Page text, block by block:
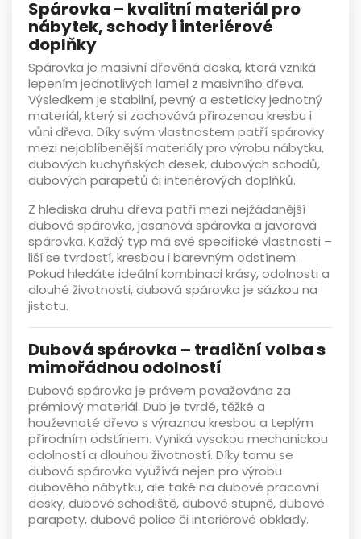
Spárovka – kvalitní materiál pro
nábytek, schody i interiérové
doplňky
Spárovka je masivní dřevěná deska, která vzniká
lepením jednotlivých lamel z masivního dřeva.
Výsledkem je stabilní, pevný a esteticky jednotný
materiál, který si zachovává přirozenou kresbu i
vůni dřeva. Díky svým vlastnostem patří spárovky
mezi nejoblíbenější materiály pro výrobu nábytku,
dubových kuchyňských desek, dubových schodů,
dubových parapetů či interiérových doplňků.
Z hlediska druhu dřeva patří mezi nejžádanější
dubová spárovka,jasanová spárovka a javorová
spárovka. Každý typ má své specifické vlastnosti –
liší se tvrdostí, kresbou i barevným odstínem.
Pokud hledáte ideální kombinaci krásy, odolnosti a
dlouhé životnosti, dubová spárovka je sázkou na
jistotu.
Dubová spárovka – tradiční volba s
mimořádnou odolností
Dubová spárovka je právem považována za
prémiový materiál. Dub je tvrdé, těžké a
houževnaté dřevo s výraznou kresbou a teplým
přírodním odstínem. Vyniká vysokou mechanickou
odolností a dlouhou životností. Díky tomu se
dubová spárovka využívá nejen pro výrobu
dubového nábytku, ale také na dubové pracovní
desky, dubové schodiště, dubové stupně, dubové
parapety, dubové police či interiérové obklady.